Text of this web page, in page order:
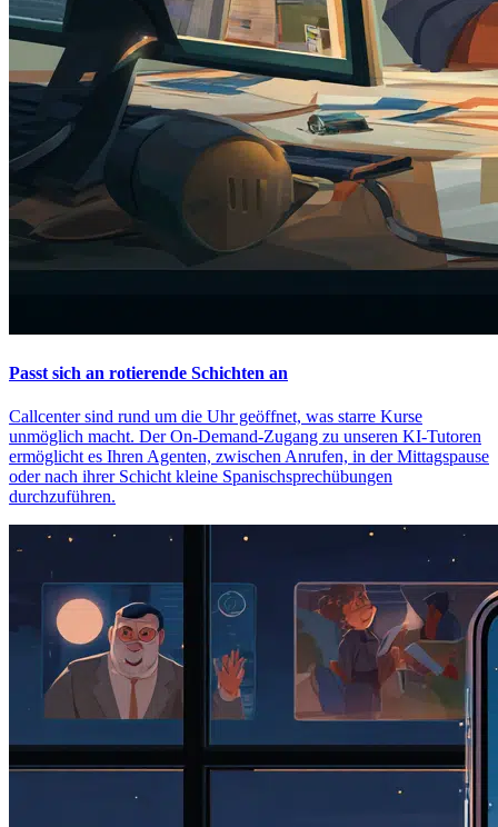
Passt sich an rotierende Schichten an
Callcenter sind rund um die Uhr geöffnet, was starre Kurse
unmöglich macht. Der On-Demand-Zugang zu unseren KI-Tutoren
ermöglicht es Ihren Agenten, zwischen Anrufen, in der Mittagspause
oder nach ihrer Schicht kleine Spanischsprechübungen
durchzuführen.